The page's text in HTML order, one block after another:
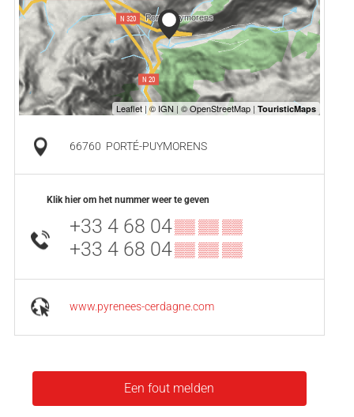
66760 PORTÉ-PUYMORENS
Klik hier om het nummer weer te geven
+33 4 68 04▒▒ ▒▒ ▒▒
+33 4 68 04▒▒ ▒▒ ▒▒
www.pyrenees-cerdagne.com
Een fout melden